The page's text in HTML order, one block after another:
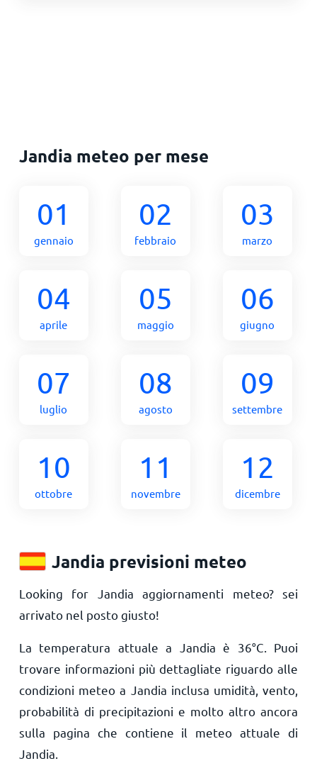
Jandia meteo per mese
01
gennaio
02
febbraio
03
marzo
04
aprile
05
maggio
06
giugno
07
luglio
08
agosto
09
settembre
10
ottobre
11
novembre
12
dicembre
Jandia previsioni meteo
Looking for Jandia aggiornamenti meteo? sei
arrivato nel posto giusto!
La temperatura attuale a Jandia è 36°C . Puoi
trovare informazioni più dettagliate riguardo alle
condizioni meteo a Jandia inclusa umidità, vento,
probabilità di precipitazioni e molto altro ancora
sulla pagina che contiene il meteo attuale di
Jandia.